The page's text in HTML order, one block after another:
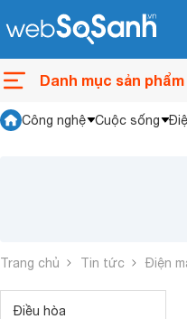
Danh mục sản phẩm
Công nghệ Cuộc sống
Trang chủ Tin tức Điện
Điều hòa